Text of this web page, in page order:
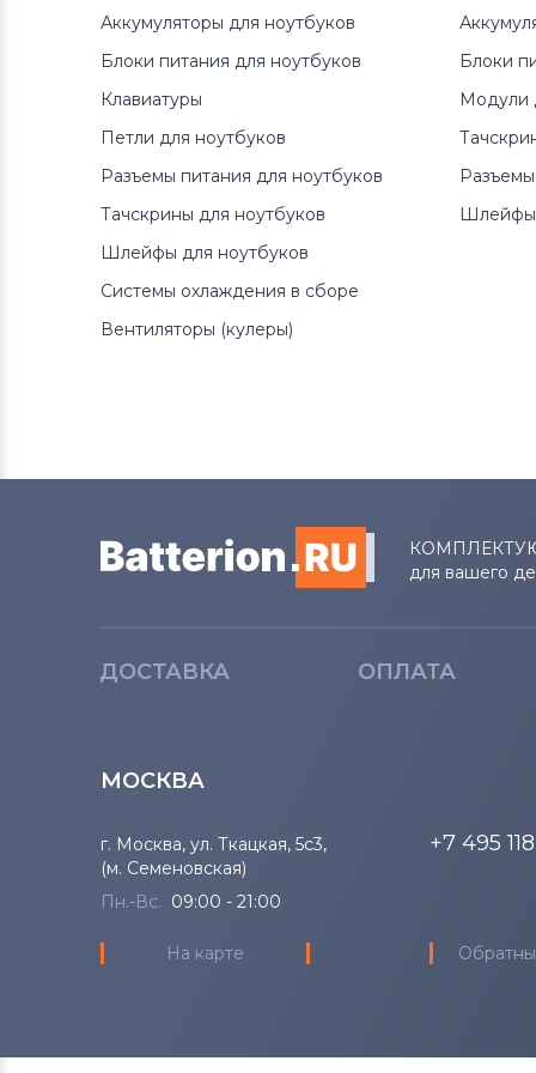
Аккумуляторы для ноутбуков
Блоки питания для ноутбуков
Клавиатуры
Петли для ноутбуков
Разъемы питания для ноутбуков
Тачскрины для ноутбуков
Шлейфы для ноутбуков
Системы охлаждения в сборе
Вентиляторы (кулеры)
Блоки
Модули
Шлейфы
для вашего
ДОСТАВКА ОПЛАТА
МОСКВА
г. Москва, ул. Ткацкая, 5с3,
(м. Семеновская)
Пн.-Вс. 09:00 - 21:00
На карте
+7 495